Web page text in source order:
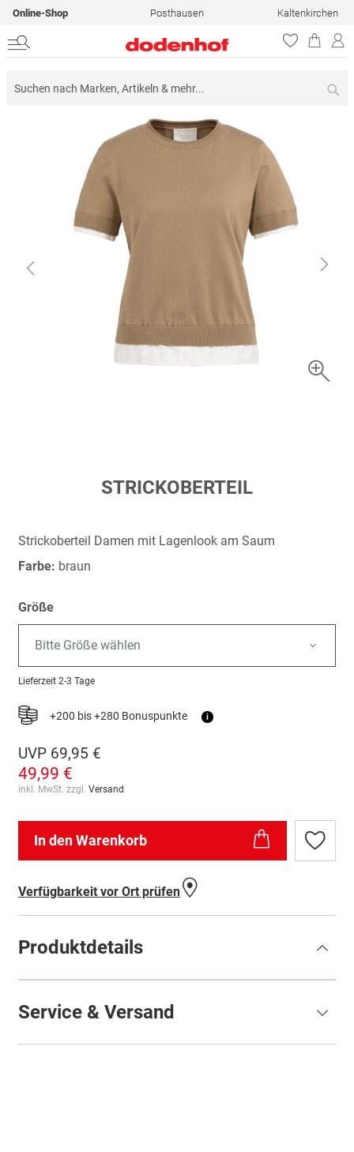
Online-Shop Posthausen Kaltenkirchen
springen
STRICKOBERTEIL
Strickoberteil Damen mit Lagenlook am Saum
Farbe: braun
Größe
Bitte Größe wählen
Lieferzeit 2-3 Tage
+200 bis +280 Bonuspunkte i
UVP 69,95 €
49,99 €
inkl. MwSt. zzgl. Versand
In den Warenkorb
Zur
Verfügbarkeit vor Ort prüfen
Produktdetails
Service & Versand